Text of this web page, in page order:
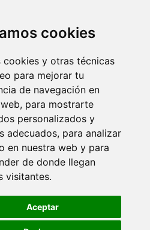
cookies
cookies y otras técnicas
para mejorar tu
de navegación en
para mostrarte
personalizados y
adecuados, para analizar
en nuestra web y para
de donde llegan
visitantes.
Aceptar
preferences
2025 cupula.es